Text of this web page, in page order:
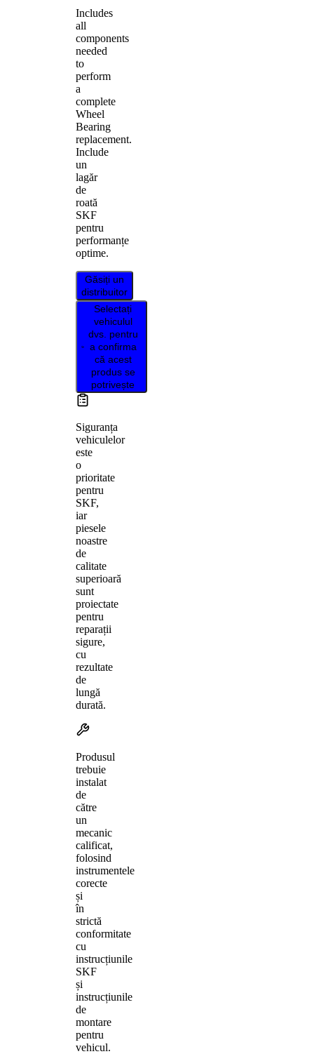
Includes
all
components
needed
to
perform
a
complete
Wheel
Bearing
replacement.
Include
un
lagăr
de
roată
SKF
pentru
performanțe
optime.
Găsiți un
distribuitor
Selectați
vehiculul
dvs. pentru
a confirma
că acest
produs se
potrivește
Siguranța
vehiculelor
este
o
prioritate
pentru
SKF,
iar
piesele
noastre
de
calitate
superioară
sunt
proiectate
pentru
reparații
sigure,
cu
rezultate
de
lungă
durată.
Produsul
trebuie
instalat
de
către
un
mecanic
calificat,
folosind
instrumentele
corecte
și
în
strictă
conformitate
cu
instrucțiunile
SKF
și
instrucțiunile
de
montare
pentru
vehicul.